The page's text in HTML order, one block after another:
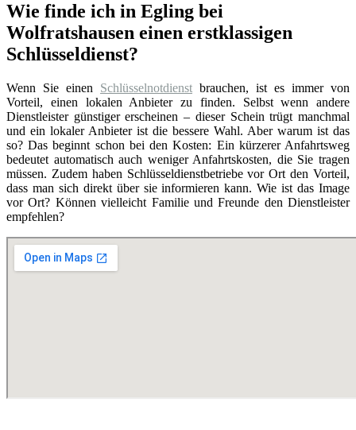
Wie finde ich in Egling bei
Wolfratshausen einen erstklassigen
Schlüsseldienst?
Wenn Sie einen Schlüsselnotdienst brauchen, ist es immer von
Vorteil, einen lokalen Anbieter zu finden. Selbst wenn andere
Dienstleister günstiger erscheinen – dieser Schein trügt manchmal
und ein lokaler Anbieter ist die bessere Wahl. Aber warum ist das
so? Das beginnt schon bei den Kosten: Ein kürzerer Anfahrtsweg
bedeutet automatisch auch weniger Anfahrtskosten, die Sie tragen
müssen. Zudem haben Schlüsseldienstbetriebe vor Ort den Vorteil,
dass man sich direkt über sie informieren kann. Wie ist das Image
vor Ort? Können vielleicht Familie und Freunde den Dienstleister
empfehlen?